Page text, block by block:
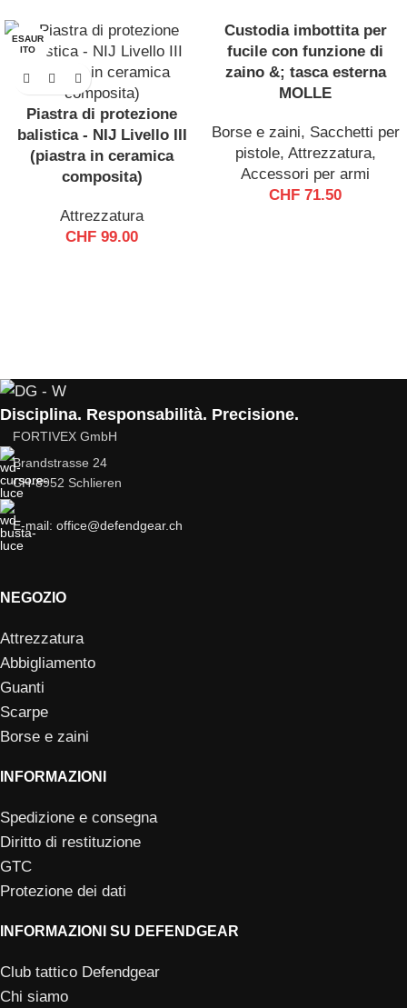
ESAUR
ITO
Piastra di protezione
balistica - NIJ Livello III
(piastra in ceramica
composita)
Attrezzatura
CHF 99.00
ESAUR
ITO
Custodia imbottita per
fucile con funzione di
zaino &; tasca esterna
MOLLE
Borse e zaini, Sacchetti per
pistole, Attrezzatura,
Accessori per armi
CHF 71.50
Disciplina. Responsabilità. Precisione.
FORTIVEX GmbH
Brandstrasse 24
CH-8952 Schlieren
E-mail: office@defendgear.ch
NEGOZIO
Attrezzatura
Abbigliamento
Guanti
Scarpe
Borse e zaini
INFORMAZIONI
Spedizione e consegna
Diritto di restituzione
GTC
Protezione dei dati
INFORMAZIONI SU DEFENDGEAR
Club tattico Defendgear
Chi siamo